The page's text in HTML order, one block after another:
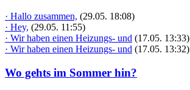
· Hallo zusammen, (29.05. 18:08)
· Hey, (29.05. 11:55)
· Wir haben einen Heizungs- und (17.05. 13:33)
· Wir haben einen Heizungs- und (17.05. 13:32)
Wo gehts im Sommer hin?